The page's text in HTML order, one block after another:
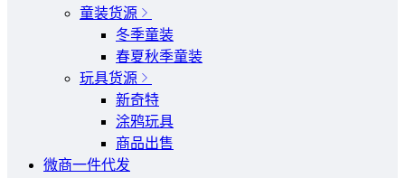
童装货源
冬季童装
春夏秋季童装
玩具货源
新奇特
涂鸦玩具
商品出售
微商一件代发